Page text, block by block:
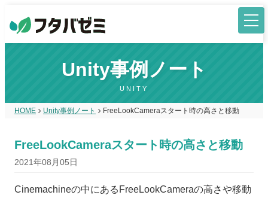
Unity事例ノート
UNITY
HOME Unity事例ノート FreeLookCameraスタート時の高さと移動
FreeLookCameraスタート時の高さと移動
2021年08月05日
Cinemachineの中にあるFreeLookCameraの高さや移動